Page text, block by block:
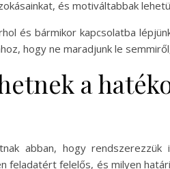
és motiváltabbak
és bármikor kapcsolatba
hogy ne maradjunk le
a
abban, hogy
feladatért felelős, és milyen